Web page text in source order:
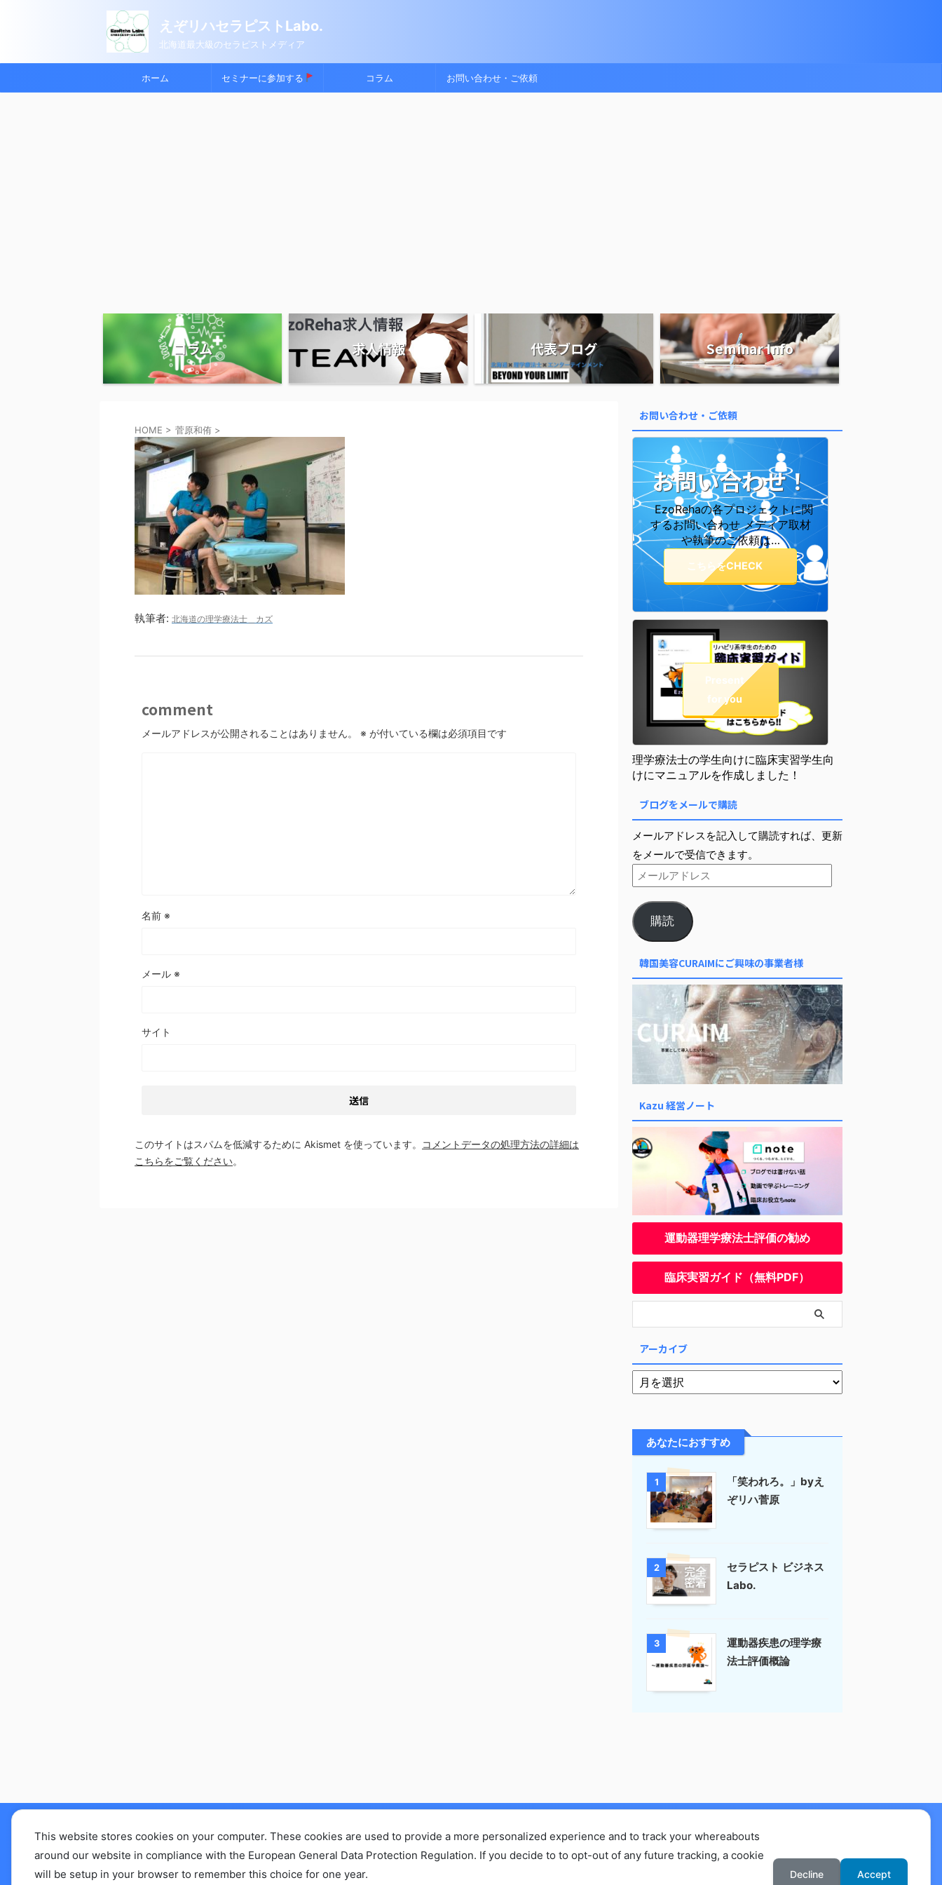
えぞリハセラピストLabo.
北海道最大級のセラピストメディア
ホーム セミナーに参加する コラム お問い合わせ・ご依頼
コラム 求人情報 代表ブログ Seminar Info
HOME > 菅原和侑 >
執筆者: 北海道の理学療法士＿カズ
comment
メールアドレスが公開されることはありません。 ※ が付いている欄は必須項目です
名前 ※
メール ※
サイト
このサイトはスパムを低減するために Akismet を使っています。
コメントデータの処理方法の詳細は
こちらをご覧ください。
お問い合わせ・ご依頼
お問い合わせ！
EzoRehaの各プロジェクトに関
するお問い合わせ メディア取材
や執筆のご依頼は…
こちらをCHECK
Present
for you
理学療法士の学生向けに臨床実習学生向
けにマニュアルを作成しました！
ブログをメールで購読
メールアドレスを記入して購読すれば、更新
をメールで受信できます。
購読
韓国美容CURAIMにご興味の事業者様
Kazu 経営ノート
運動器理学療法士評価の勧め
臨床実習ガイド（無料PDF）
アーカイブ
あなたにおすすめ
1
「笑われろ。」byえ
ぞリハ菅原
2
セラピスト ビジネス
Labo.
3
運動器疾患の理学療
法士評価概論
プライバシーポリシー 会社概要
えぞリハセラピストL
abo.
This website stores cookies on your computer. These cookies are used to provide a more personalized experience and to track your whereabouts
around our website in compliance with the European General Data Protection Regulation. If you decide to to opt-out of any future tracking, a cookie
will be setup in your browser to remember this choice for one year.
Decline Accept